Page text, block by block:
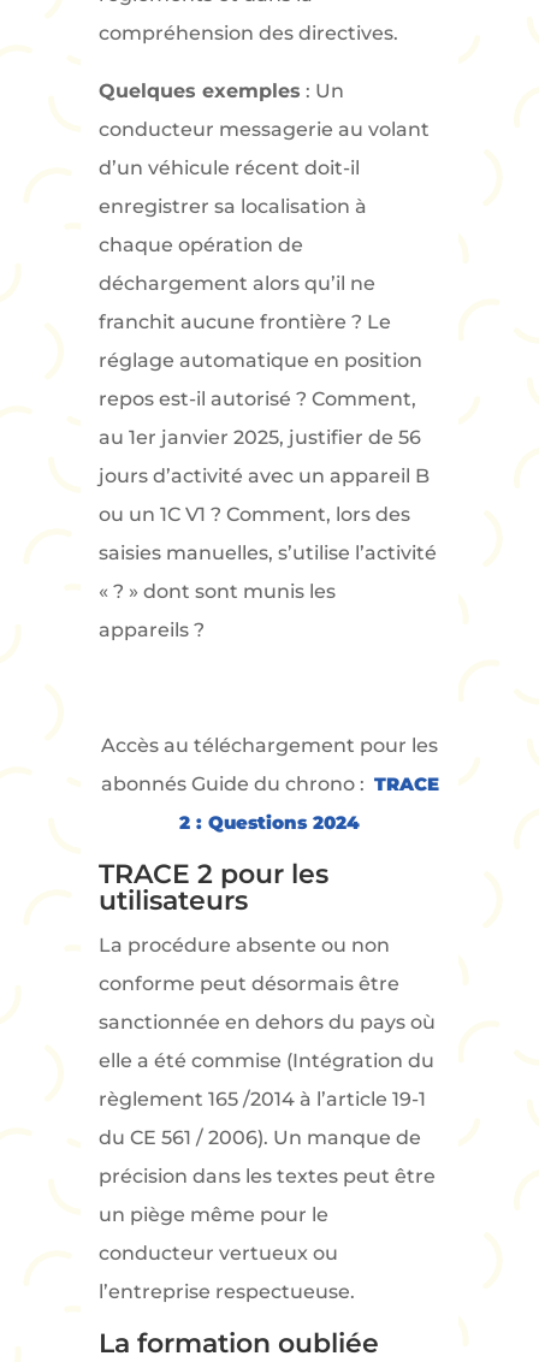
compréhension des directives.
Quelques exemples : Un
conducteur messagerie au volant
d’un véhicule récent doit-il
enregistrer sa localisation à
chaque opération de
déchargement alors qu’il ne
franchit aucune frontière ? Le
réglage automatique en position
repos est-il autorisé ? Comment,
au 1er janvier 2025, justifier de 56
jours d’activité avec un appareil B
ou un 1C V1 ? Comment, lors des
saisies manuelles, s’utilise l’activité
« ? » dont sont munis les
appareils ?
Accès au téléchargement pour les
abonnés Guide du chrono : TRACE
2 : Questions 2024
TRACE 2 pour les
utilisateurs
La procédure absente ou non
conforme peut désormais être
sanctionnée en dehors du pays où
elle a été commise (Intégration du
règlement 165 /2014 à l’article 19-1
du CE 561 / 2006). Un manque de
précision dans les textes peut être
un piège même pour le
conducteur vertueux ou
l’entreprise respectueuse.
La formation oubliée